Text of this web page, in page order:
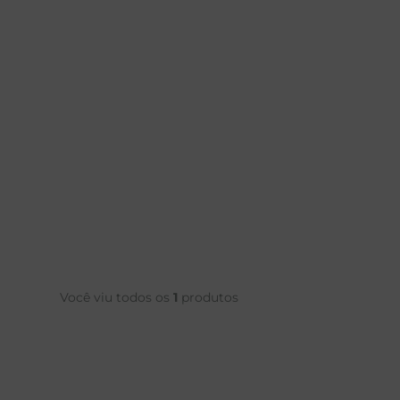
Você viu todos os1 produtos